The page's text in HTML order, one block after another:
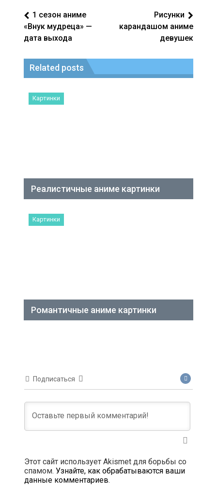
1 сезон аниме
«Внук мудреца» —
дата выхода
Рисунки
карандашом аниме
девушек
Related posts
Картинки
Реалистичные аниме картинки
Картинки
Романтичные аниме картинки
Подписаться
Этот сайт использует Akismet для борьбы со
спамом. Узнайте, как обрабатываются ваши
данные комментариев.